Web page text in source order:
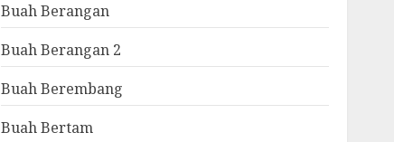
Buah Berangan
Buah Berangan 2
Buah Berembang
Buah Bertam